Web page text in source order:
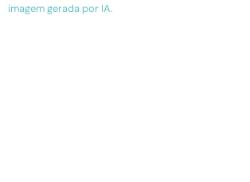
imagem gerada por IA.